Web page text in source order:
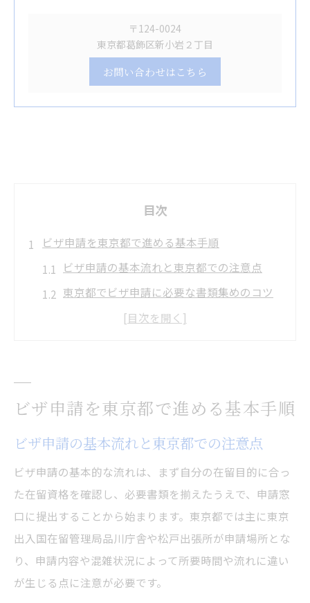
〒124-0024
東京都葛飾区新小岩２丁目
お問い合わせはこちら
目次
ビザ申請を東京都で進める基本手順
ビザ申請の基本流れと東京都での注意点
東京都でビザ申請に必要な書類集めのコツ
ビザ申請の窓口選びと東京都での手順解説
イント
オンライン予約で進めるビザ申請の流れ
オンラインでビザ申請予約後の流れを東京
都で解説
ビザ申請を東京都で進める基本手順
ビザ申請の基本流れと東京都での注意点
ビザ申請の基本的な流れは、まず自分の在留目的に合っ
た在留資格を確認し、必要書類を揃えたうえで、申請窓
口に提出することから始まります。東京都では主に東京
出入国在留管理局品川庁舎や松戸出張所が申請場所とな
り、申請内容や混雑状況によって所要時間や流れに違い
が生じる点に注意が必要です。